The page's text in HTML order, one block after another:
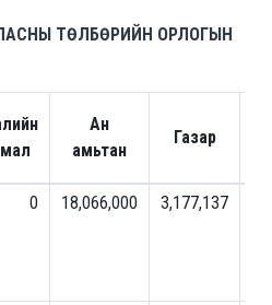
ТӨЛБӨРИЙН ОРЛОГЫН
Ан
амьтан
Газар
0 18,066,000 3,177,137